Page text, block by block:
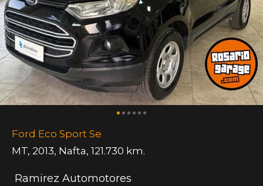
Ford Eco Sport Se
MT, 2013, Nafta, 121.730 km.
Ramirez Automotores